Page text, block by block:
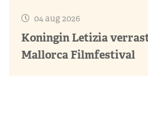
04 aug 2026
Koningin Letizia
Mallorca Filmfestival